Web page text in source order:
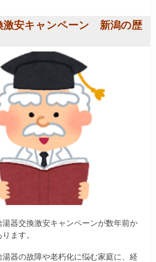
激安キャンペーン 新潟の歴
湯器交換激安キャンペーンが数年前か
ます。
湯器の故障や老朽化に悩む家庭に、経